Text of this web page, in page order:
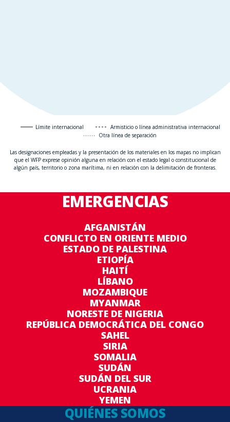
Límite internacional
Armisticio o línea administrativa internacional
Otra línea de separación
Las designaciones empleadas y la presentación de los materiales en los mapas no implican
que el WFP exprese opinión alguna en relación con el estado legal o constitucional de
algún país, territorio o zona marítima, ni en relación con la delimitación de fronteras.
EMERGENCIAS
AFGANISTÁN
CONFLICTO EN ORIENTE MEDIO
ESTADO DE PALESTINA
ETIOPÍA
HAITÍ
LÍBANO
MOZAMBIQUE
MYANMAR
NORESTE DE NIGERIA
REPÚBLICA DEMOCRÁTICA DEL CONGO
SAHEL
SIRIA
SOMALIA
SUDÁN
SUDÁN DEL SUR
UCRANIA
YEMEN
QUIÉNES SOMOS